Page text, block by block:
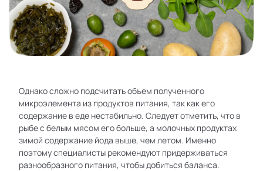
Однако сложно подсчитать объем полученного
микроэлемента из продуктов питания, так как его
содержание в еде нестабильно. Следует отметить, что в
рыбе с белым мясом его больше, а молочных продуктах
зимой содержание йода выше, чем летом. Именно
поэтому специалисты рекомендуют придерживаться
разнообразного питания, чтобы добиться баланса.